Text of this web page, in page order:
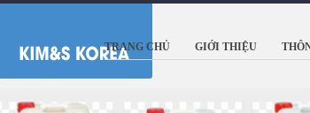
TRANG CHỦ GIỚI THIỆU